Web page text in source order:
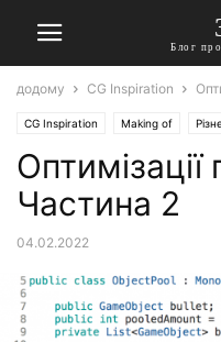
Блог
додому CG Inspiration
CG Inspiration Making of
Частина 2
04.02.2022